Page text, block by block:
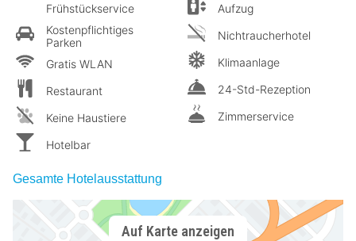
Frühstückservice
Kostenpflichtiges
Parken
Gratis WLAN
Restaurant
Keine Haustiere
Hotelbar
Aufzug
Nichtraucherhotel
Klimaanlage
24-Std-Rezeption
Zimmerservice
Gesamte Hotelausstattung
Auf Karte anzeigen